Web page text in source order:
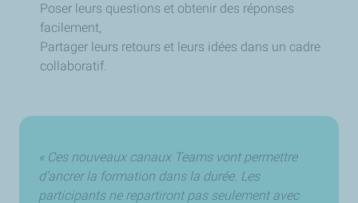
Poser leurs questions et obtenir des réponses
facilement,
Partager leurs retours et leurs idées dans un cadre
collaboratif.
« Ces nouveaux canaux Teams vont permettre
d’ancrer la formation dans la durée. Les
participants ne repartiront pas seulement avec